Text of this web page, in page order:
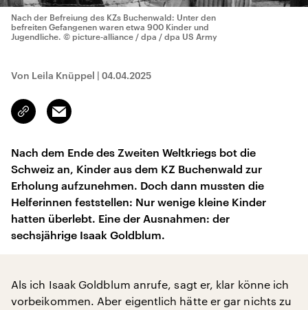
Nach der Befreiung des KZs Buchenwald: Unter den
befreiten Gefangenen waren etwa 900 Kinder und
Jugendliche. © picture-alliance / dpa / dpa US Army
Von Leila Knüppel | 04.04.2025
Link
kopieren/teilen
Email
Nach dem Ende des Zweiten Weltkriegs bot die
Schweiz an, Kinder aus dem KZ Buchenwald zur
Erholung aufzunehmen. Doch dann mussten die
Helferinnen feststellen: Nur wenige kleine Kinder
hatten überlebt. Eine der Ausnahmen: der
sechsjährige Isaak Goldblum.
Als ich Isaak Goldblum anrufe, sagt er, klar könne ich
vorbeikommen. Aber eigentlich hätte er gar nichts zu